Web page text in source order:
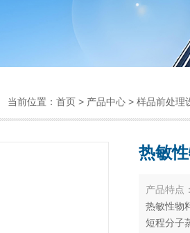
当前位置： 首页 > 产品中心 > 样品前处理
热敏
产品特点：
热敏性物
短程分子